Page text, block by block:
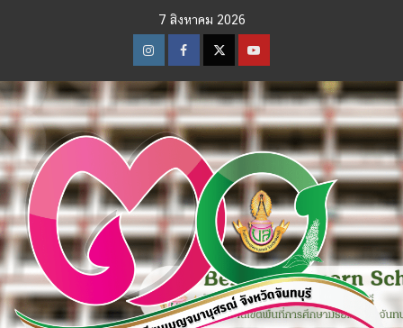
7 สิงหาคม 2026
InstagramFacebookTwitterYoutube